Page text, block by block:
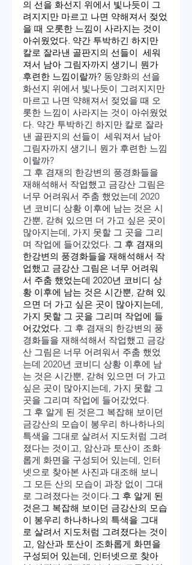
의 선을 화선지 위에서 빛나듯이 그
려지지만 마르고 나면 약해져서 젖었
을 때 오롯한 느낌이 사라지는 것이
아쉬웠었다. 약간 투박하긴 하지만
칼로 잘라낸 골판지의 선들이  세워
져서 남아 그림자까지 생기니 뭔가
후련한 느낌이랄까? 동양화의 선을
화선지 위에서 빛나듯이 그려지지만
마르고 나면 약해져서 젖었을 때 오
롯한 느낌이 사라지는 것이 아쉬웠었
다. 약간 투박하긴 하지만 칼로 잘라
낸 골판지의 선들이  세워져서 남아
그림자까지 생기니 뭔가 후련한 느낌
이랄까?
그 후 겸재의 한강변의 풍경화들을
재해석해서 작업했고 금강산 그림은
너무 어려워서 주춤 했었는데 2020
년 코비디 상황 이후에 남는 것은 시
간뿐, 갇혀 있으면 더 가고 싶은 곳이
많아지는데, 가지 못할 그 곳을 그리
며 작업에 들어갔었다. 그 후 겸재의
한강변의 풍경화들을 재해석해서 작
업했고 금강산 그림은 너무 어려워
서 주춤 했었는데 2020년 코비디 상
황 이후에 남는 것은 시간뿐, 갇혀 있
으면 더 가고 싶은 곳이 많아지는데,
가지 못할 그 곳을 그리며 작업에 들
어갔었다. 그 후 겸재의 한강변의 풍
경화들을 재해석해서 작업했고 금강
산 그림은 너무 어려워서 주춤 했었
는데 2020년 코비디 상황 이후에 남
는 것은 시간뿐, 갇혀 있으면 더 가고
싶은 곳이 많아지는데, 가지 못할 그
곳을 그리며 작업에 들어갔었다.
그 후 알게 된 것은그 복잡해 보이던
금강산의 모습이 봉우리 하나하나의
특색을 그대로 살려서 지도처럼 그려
졌다는 것이고, 암산과 토산이 조화
롭게 화면을 구성되어 있는데, 인터
넷으로 찾아본 사진과 대조해 보니
그 모든 산의 모습이 과장 없이 그대
로 그려졌다는 것이다.그 후 알게 된
것은그 복잡해 보이던 금강산의 모습
이 봉우리 하나하나의 특색을 그대
로 살려서 지도처럼 그려졌다는 것이
고, 암산과 토산이 조화롭게 화면을
구성되어 있는데, 인터넷으로 찾아